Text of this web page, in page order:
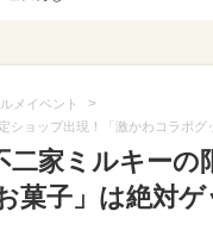
メイベント >
ショップ出現！「激かわコラボ
二家ミルキー
子」は絶対ゲ